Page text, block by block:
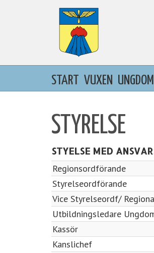
START VUXEN UNGDOM
STYRELSE
STYELSE MED
Regionsordförande
Styrelseordförande
Vice Styrelseordf/
Utbildningsledare
Kassör
Kanslichef